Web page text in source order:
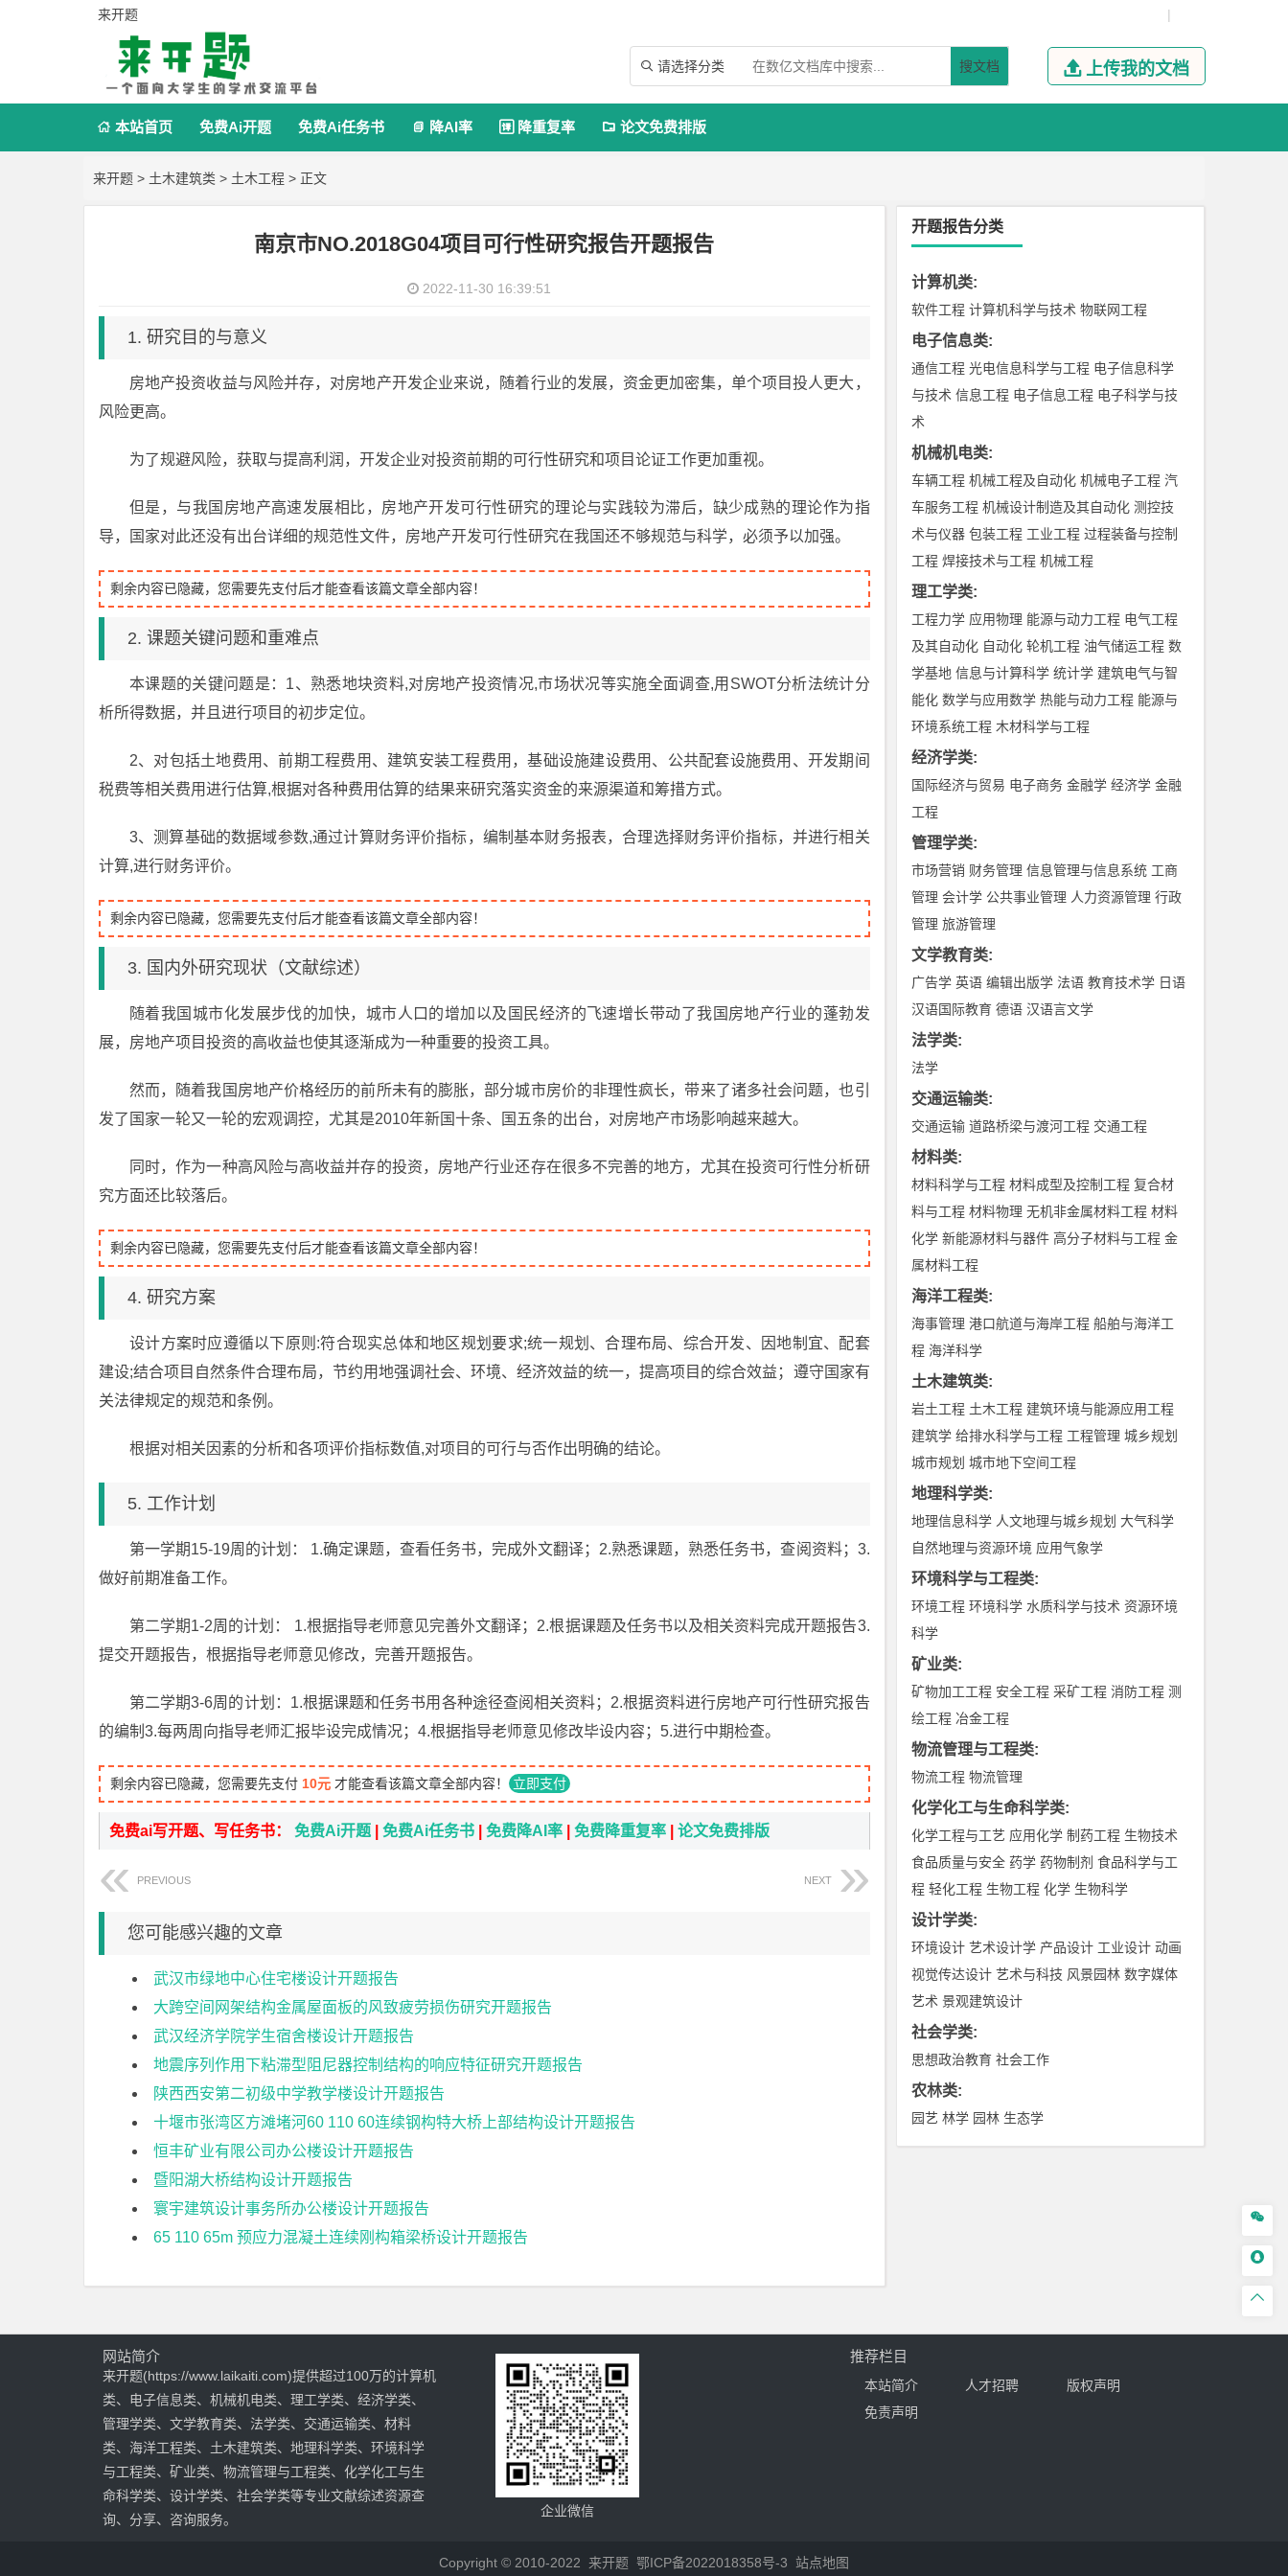
来开题 |
 请选择分类 搜文档  上传我的文档
 本站首页 免费Ai开题 免费Ai任务书  降AI率  降重复率  论文免费排版
来开题 > 土木建筑类 > 土木工程 > 正文
南京市NO.2018G04项目可行性研究报告开题报告
2022-11-30 16:39:51
1. 研究目的与意义
房地产投资收益与风险并存，对房地产开发企业来说，随着行业的发展，资金更加密集，单个项目投人更大，
风险更高。
为了规避风险，获取与提高利润，开发企业对投资前期的可行性研究和项目论证工作更加重视。
但是，与我国房地产高速发展相比，房地产开发可行性研究的理论与实践较为滞后，缺少成熟的理论作为指
导，国家对此还没有出台详细的规范性文件，房地产开发可行性研究在我国还不够规范与科学，必须予以加强。
剩余内容已隐藏，您需要先支付后才能查看该篇文章全部内容！
2. 课题关键问题和重难点
本课题的关键问题是：1、熟悉地块资料,对房地产投资情况,市场状况等实施全面调查,用SWOT分析法统计分
析所得数据，并且进行项目的初步定位。
2、对包括土地费用、前期工程费用、建筑安装工程费用，基础设施建设费用、公共配套设施费用、开发期间
税费等相关费用进行估算,根据对各种费用估算的结果来研究落实资金的来源渠道和筹措方式。
3、测算基础的数据域参数,通过计算财务评价指标，编制基本财务报表，合理选择财务评价指标，并进行相关
计算,进行财务评价。
剩余内容已隐藏，您需要先支付后才能查看该篇文章全部内容！
3. 国内外研究现状（文献综述）
随着我国城市化发展步伐的加快，城市人口的增加以及国民经济的飞速增长带动了我国房地产行业的蓬勃发
展，房地产项目投资的高收益也使其逐渐成为一种重要的投资工具。
然而，随着我国房地产价格经历的前所未有的膨胀，部分城市房价的非理性疯长，带来了诸多社会问题，也引
发了国家一轮又一轮的宏观调控，尤其是2010年新国十条、国五条的出台，对房地产市场影响越来越大。
同时，作为一种高风险与高收益并存的投资，房地产行业还存在很多不完善的地方，尤其在投资可行性分析研
究方面还比较落后。
剩余内容已隐藏，您需要先支付后才能查看该篇文章全部内容！
4. 研究方案
设计方案时应遵循以下原则:符合现实总体和地区规划要求;统一规划、合理布局、综合开发、因地制宜、配套
建设;结合项目自然条件合理布局，节约用地强调社会、环境、经济效益的统一，提高项目的综合效益；遵守国家有
关法律规定的规范和条例。
根据对相关因素的分析和各项评价指标数值,对项目的可行与否作出明确的结论。
5. 工作计划
第一学期15-19周的计划： 1.确定课题，查看任务书，完成外文翻译；2.熟悉课题，熟悉任务书，查阅资料；3.
做好前期准备工作。
第二学期1-2周的计划： 1.根据指导老师意见完善外文翻译；2.根据课题及任务书以及相关资料完成开题报告3.
提交开题报告，根据指导老师意见修改，完善开题报告。
第二学期3-6周的计划：1.根据课题和任务书用各种途径查阅相关资料；2.根据资料进行房地产可行性研究报告
的编制3.每两周向指导老师汇报毕设完成情况；4.根据指导老师意见修改毕设内容；5.进行中期检查。
剩余内容已隐藏，您需要先支付 10元 才能查看该篇文章全部内容！ 立即支付
免费ai写开题、写任务书： 免费Ai开题 免费Ai任务书 免费降AI率 免费降重复率 论文免费排版
PREVIOUS NEXT
您可能感兴趣的文章
武汉市绿地中心住宅楼设计开题报告
大跨空间网架结构金属屋面板的风致疲劳损伤研究开题报告
武汉经济学院学生宿舍楼设计开题报告
地震序列作用下粘滞型阻尼器控制结构的响应特征研究开题报告
陕西西安第二初级中学教学楼设计开题报告
十堰市张湾区方滩堵河60 110 60连续钢构特大桥上部结构设计开题报告
恒丰矿业有限公司办公楼设计开题报告
暨阳湖大桥结构设计开题报告
寰宇建筑设计事务所办公楼设计开题报告
65 110 65m 预应力混凝土连续刚构箱梁桥设计开题报告
开题报告分类
计算机类:
软件工程 计算机科学与技术 物联网工程
电子信息类:
通信工程 光电信息科学与工程 电子信息科学
与技术 信息工程 电子信息工程 电子科学与技
术
机械机电类:
车辆工程 机械工程及自动化 机械电子工程 汽
车服务工程 机械设计制造及其自动化 测控技
术与仪器 包装工程 工业工程 过程装备与控制
工程 焊接技术与工程 机械工程
理工学类:
工程力学 应用物理 能源与动力工程 电气工程
及其自动化 自动化 轮机工程 油气储运工程 数
学基地 信息与计算科学 统计学 建筑电气与智
能化 数学与应用数学 热能与动力工程 能源与
环境系统工程 木材科学与工程
经济学类:
国际经济与贸易 电子商务 金融学 经济学 金融
工程
管理学类:
市场营销 财务管理 信息管理与信息系统 工商
管理 会计学 公共事业管理 人力资源管理 行政
管理 旅游管理
文学教育类:
广告学 英语 编辑出版学 法语 教育技术学 日语
汉语国际教育 德语 汉语言文学
法学类:
法学
交通运输类:
交通运输 道路桥梁与渡河工程 交通工程
材料类:
材料科学与工程 材料成型及控制工程 复合材
料与工程 材料物理 无机非金属材料工程 材料
化学 新能源材料与器件 高分子材料与工程 金
属材料工程
海洋工程类:
海事管理 港口航道与海岸工程 船舶与海洋工
程 海洋科学
土木建筑类:
岩土工程 土木工程 建筑环境与能源应用工程
建筑学 给排水科学与工程 工程管理 城乡规划
城市规划 城市地下空间工程
地理科学类:
地理信息科学 人文地理与城乡规划 大气科学
自然地理与资源环境 应用气象学
环境科学与工程类:
环境工程 环境科学 水质科学与技术 资源环境
科学
矿业类:
矿物加工工程 安全工程 采矿工程 消防工程 测
绘工程 冶金工程
物流管理与工程类:
物流工程 物流管理
化学化工与生命科学类:
化学工程与工艺 应用化学 制药工程 生物技术
食品质量与安全 药学 药物制剂 食品科学与工
程 轻化工程 生物工程 化学 生物科学
设计学类:
环境设计 艺术设计学 产品设计 工业设计 动画
视觉传达设计 艺术与科技 风景园林 数字媒体
艺术 景观建筑设计
社会学类:
思想政治教育 社会工作
农林类:
园艺 林学 园林 生态学



网站简介
来开题(https://www.laikaiti.com)提供超过100万的计算机
类、电子信息类、机械机电类、理工学类、经济学类、
管理学类、文学教育类、法学类、交通运输类、材料
类、海洋工程类、土木建筑类、地理科学类、环境科学
与工程类、矿业类、物流管理与工程类、化学化工与生
命科学类、设计学类、社会学类等专业文献综述资源查
询、分享、咨询服务。
企业微信
推荐栏目
本站简介 人才招聘
版权声明
免责声明
Copyright © 2010-2022 来开题 鄂ICP备2022018358号-3 站点地图